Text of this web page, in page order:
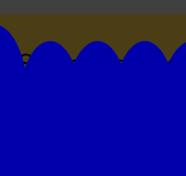
Suivez toutes